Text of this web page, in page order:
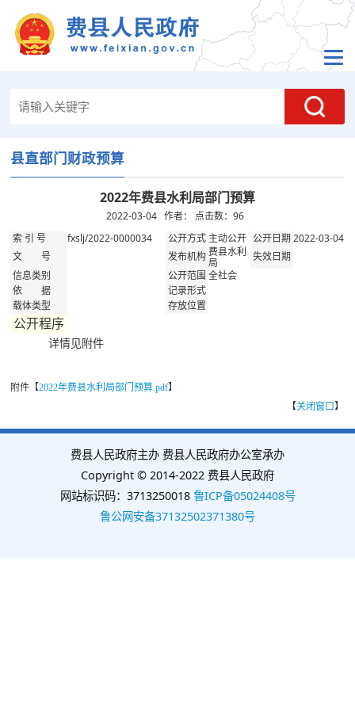
县直部门财政预算
2022年费县水利局部门预算
2022-03-04 作者： 点击数： 96
索 引 号 fxslj/2022-0000034 公开方式 主动公开 公开日期2022-03-04
文 号 发布机构费县水利
局
失效日期
信息类别
公开范围全社会
依 据
记录形式
载体类型
存放位置
公开程序
详情见附件
附件【2022年费县水利局部门预算.pdf】
【关闭窗口】
费县人民政府主办 费县人民政府办公室承办
Copyright © 2014-2022 费县人民政府
网站标识码：3713250018 鲁ICP备05024408号
鲁公网安备37132502371380号